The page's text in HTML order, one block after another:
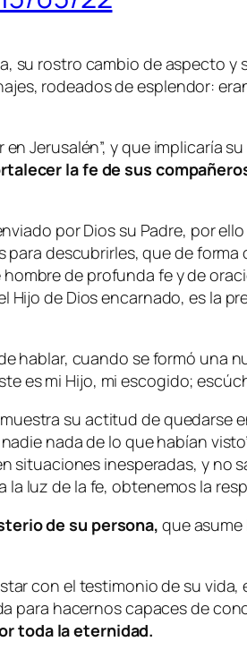
su rostro cambio de aspecto y
rodeados de esplendor:
Jerusalén”, yque implicaría
la fe de sus
por Dios su Padre, por
para descubrirles, que de forma
de profunda fe y de
de Dios encarnado, es la
hablar, cuando se formó una
es mi Hijo, mi escogido;
su actitud de quedarse
nada de lo que habían
situaciones inesperadas, y no
luz de la fe, obtenemos la
de su persona, que asume
con el testimonio de su vida,
para hacernos capaces de
toda la eternidad.